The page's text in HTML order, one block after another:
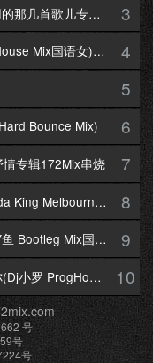
Dj金诚-国粤语ProgHouse音乐啵啵子专用的那几首歌儿专辑172Mix串烧 3
阿悠悠 - 一生与你擦肩而过(Dj欧东 ProgHouse Mix国语女)Dj小耀修改 4
5
Bounce Mix) 6
专辑172Mix串烧 7
【DjRAY提供】小阿七 - 五十年以后(Panda King Melbourne Mix国语女) 8
【172Mix独家】故意没接&3977(止水&FY鱼 Bootleg Mix国语男) 9
【172Mix独家】弹棉花的小花 - 顿啦 爱你(Dj小罗 ProgHouse Mix国语女)v2 10
号
号
号